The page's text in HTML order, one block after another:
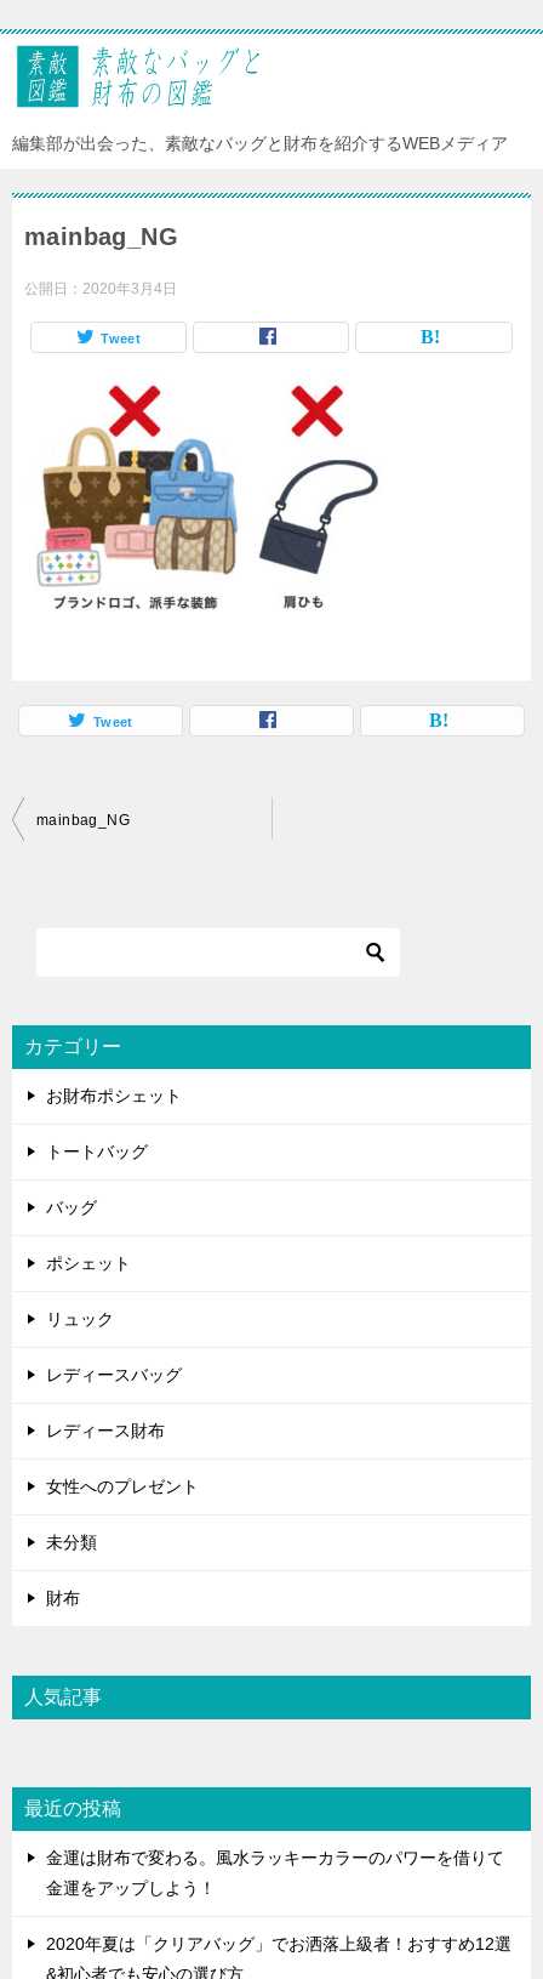
編集部が出会った、素敵なバッグと財布を紹介するWEBメディア
mainbag_NG
公開日： 2020年3月4日
Tweet
Tweet
投
シ
ョ
mainbag_NG
カテゴリー
お財布ポシェット
トートバッグ
バッグ
ポシェット
リュック
レディースバッグ
レディース財布
女性へのプレゼント
未分類
財布
人気記事
最近の投稿
金運は財布で変わる。風水ラッキーカラーのパワーを借りて
金運をアップしよう！
2020年夏は「クリアバッグ」でお洒落上級者！おすすめ12選
&初心者でも安心の選び方